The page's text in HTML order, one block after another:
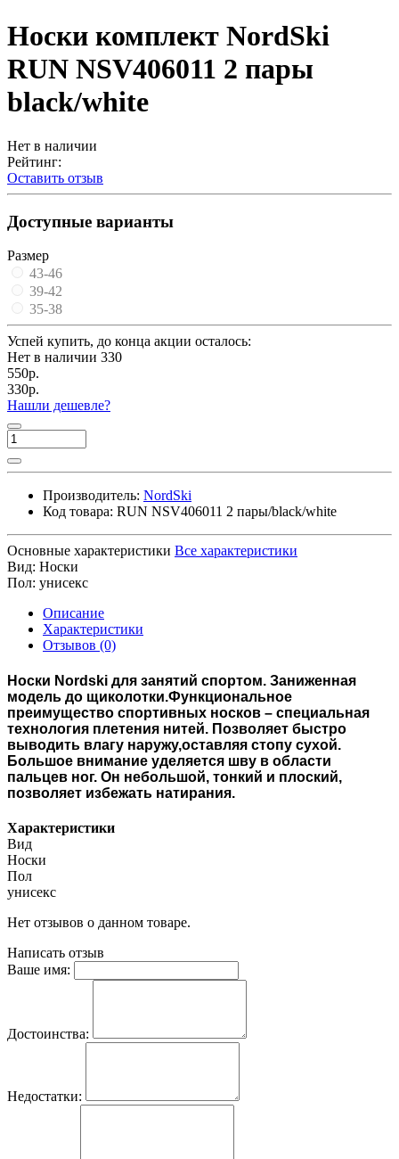
Носки комплект NordSki
RUN NSV406011 2 пары
black/white
Нет в наличии
Рейтинг:
Оставить отзыв
Доступные варианты
Размер
43-46
39-42
35-38
Успей купить, до конца акции осталось:
Нет в наличии 330
550р.
330р.
Нашли дешевле?
Производитель: NordSki
Код товара: RUN NSV406011 2 пары/black/white
Основные характеристики Все характеристики
Вид: Носки
Пол: унисекс
Описание
Характеристики
Отзывов (0)
Носки Nordski для занятий спортом. Заниженная
модель до щиколотки.Функциональное
преимущество спортивных носков – специальная
технология плетения нитей. Позволяет быстро
выводить влагу наружу,оставляя стопу сухой.
Большое внимание уделяется шву в области
пальцев ног. Он небольшой, тонкий и плоский,
позволяет избежать натирания.
Характеристики
Вид
Носки
Пол
унисекс
Нет отзывов о данном товаре.
Написать отзыв
Ваше имя:
Достоинства:
Недостатки: